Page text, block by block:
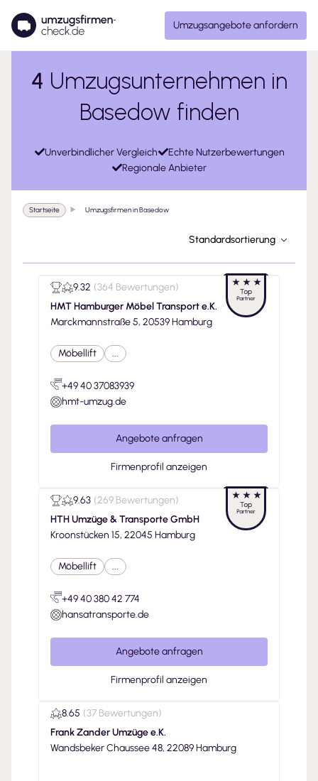
Umzugsangebote anfordern
4 Umzugsunternehmen in
Basedow finden
Unverbindlicher Vergleich
Echte Nutzerbewertungen
Regionale Anbieter
Startseite Umzugsfirmen in Basedow
Standardsortierung
9.32 (364 Bewertungen)
HMT Hamburger Möbel Transport e.K.
Marckmannstraße 5, 20539 Hamburg
Möbellift ...
+49 40 37083939
hmt-umzug.de
Angebote anfragen
Firmenprofil anzeigen
9.63 (269 Bewertungen)
HTH Umzüge & Transporte GmbH
Kroonstücken 15, 22045 Hamburg
Möbellift ...
+49 40 380 42 774
hansatransporte.de
Angebote anfragen
Firmenprofil anzeigen
8.65 (37 Bewertungen)
Frank Zander Umzüge e.K.
Wandsbeker Chaussee 48, 22089 Hamburg